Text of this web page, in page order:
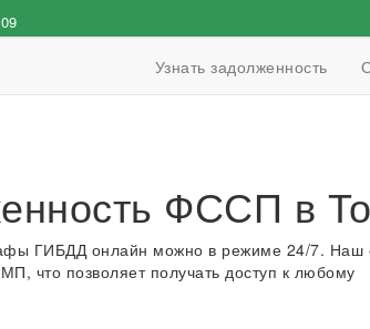
Узнать задолженность
ФССП в
ГИБДД онлайн можно в режиме 24/7. Наш
что позволяет получать доступ к любому